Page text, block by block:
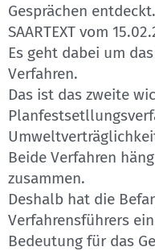
Gesprächen entdeckt.
SAARTEXT vom
Es geht dabei um
Verfahren.
Das ist das zweite
Beide Verfahren
zusammen.
Deshalb hat die
Verfahrensführers
Bedeutung für das